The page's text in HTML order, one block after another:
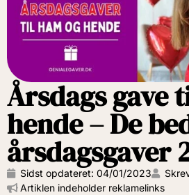
Årsdags gave
hende – De
årsdagsgaver
Sidst opdateret: 04/01/2023
Artiklen indeholder reklamelinks